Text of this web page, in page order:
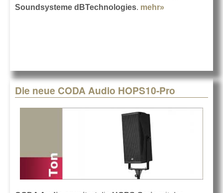
Soundsysteme dBTechnologies. mehr»
Die neue CODA Audio HOPS10-Pro